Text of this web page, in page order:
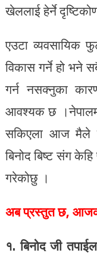
खेललाई हेर्ने
एउटा व्यवसायिक
विकास गर्ने हो भने
गर्न नसक्नुका
आवश्यक छ
सकिएला आज मैले
बिनोद बिष्ट संग
गरेकोछु ।
अब प्रस्तुत छ, आजको
१. बिनोद जी